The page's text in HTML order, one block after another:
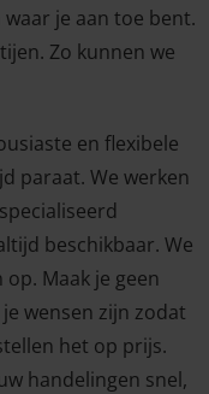
je aan toe bent.
Zo kunnen we
en flexibele
paraat. We werken
beschikbaar. We
Maak je geen
wensen zijn zodat
het op prijs.
handelingen snel,